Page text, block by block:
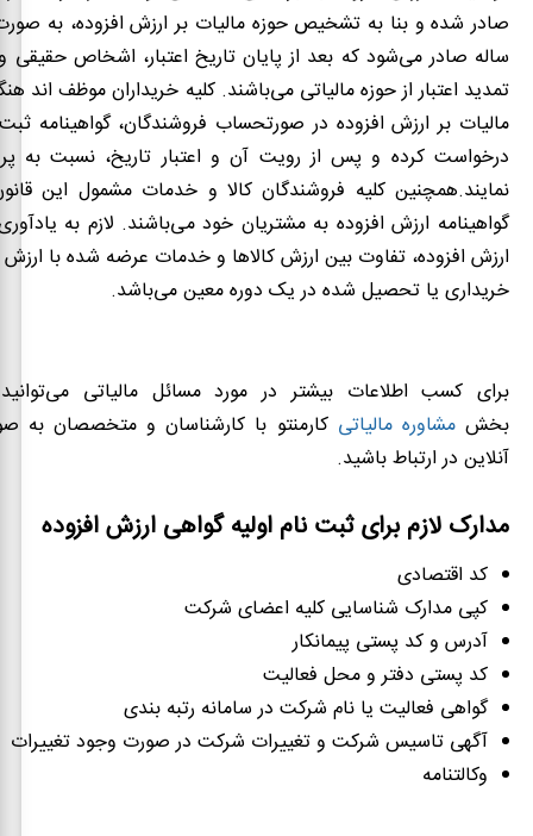
ساله صادر می‌شود که بعد از پایان تاریخ اعتبار، اشخاص حقیقی
تمدید اعتبار از حوزه مالیاتی می‌باشند. کلیه خریداران موظف اند
مالیات بر ارزش افزوده در صورتحساب فروشندگان، گواهینامه
درخواست کرده و پس از رویت آن و اعتبار تاریخ، نسبت به
نمایند.همچنین کلیه فروشندگان کالا و خدمات مشمول این
گواهینامه ارزش افزوده به مشتریان خود می‌باشند. لازم به
ارزش افزوده، تفاوت بین ارزش کالاها و خدمات عرضه شده با
خریداری یا تحصیل شده در یک دوره معین می‌باشد.
برای کسب اطلاعات بیشتر در مورد مسائل مالیاتی
بخشمشاوره مالیاتی کارمنتو با کارشناسان و متخصصان به
آنلاین در ارتباط باشید.
مدارک لازم برای ثبت نام اولیه گواهی ارزش افزوده
کد اقتصادی
کپی مدارک شناسایی کلیه اعضای شرکت
آدرس و کد پستی پیمانکار
کد پستی دفتر و محل فعالیت
گواهی فعالیت یا نام شرکت در سامانه رتبه بندی
آگهی تاسیس شرکت و تغییرات شرکت در صورت وجود تغییرات
وکالتنامه